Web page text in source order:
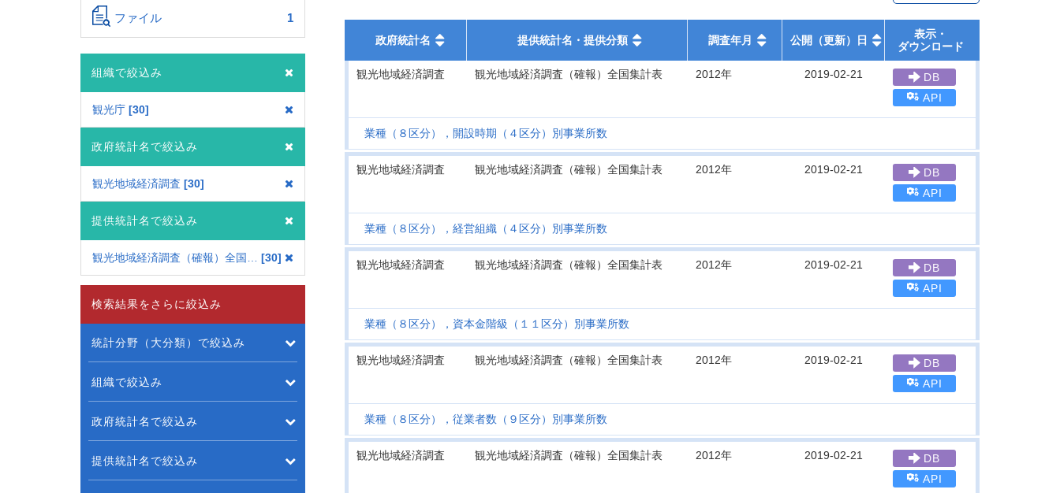
ファイル 1
組織で絞込み
観光庁 30
政府統計名で絞込み
観光地域経済調査 30
提供統計名で絞込み
30
政府統計名 提供統計名・提供分類 調査年月 公開（更新）日
表示・
ダウンロード
観光地域経済調査 観光地域経済調査（確報）全国集計表 2012年 2019-02-21
DB
API
業種（８区分），開設時期（４区分）別事業所数
観光地域経済調査 観光地域経済調査（確報）全国集計表 2012年 2019-02-21
DB
API
業種（８区分），経営組織（４区分）別事業所数
観光地域経済調査 観光地域経済調査（確報）全国集計表 2012年 2019-02-21
DB
API
業種（８区分），資本金階級（１１区分）別事業所数
観光地域経済調査 観光地域経済調査（確報）全国集計表 2012年 2019-02-21
DB
API
業種（８区分），従業者数（９区分）別事業所数
観光地域経済調査 観光地域経済調査（確報）全国集計表 2012年 2019-02-21
DB
API
検索結果をさらに絞込み
統計分野（大分類）で絞込み
組織で絞込み
政府統計名で絞込み
提供統計名で絞込み